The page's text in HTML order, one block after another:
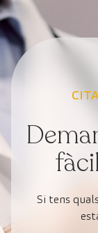
Si tens